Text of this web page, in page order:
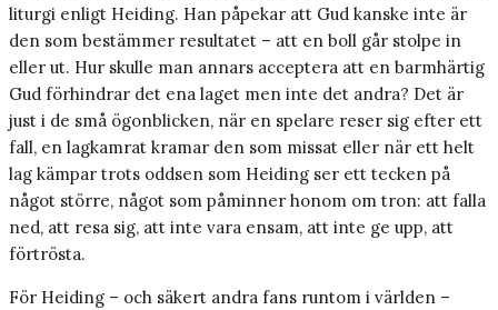
liturgi enligt Heiding. Han påpekar att Gud kanske inte är
den som bestämmer resultatet – att en boll går stolpe in
eller ut. Hur skulle man annars acceptera att en barmhärtig
Gud förhindrar det ena laget men inte det andra? Det är
just i de små ögonblicken, när en spelare reser sig efter ett
fall, en lagkamrat kramar den som missat eller när ett helt
lag kämpar trots oddsen som Heiding ser ett tecken på
något större, något som påminner honom om tron: att falla
ned, att resa sig, att inte vara ensam, att inte ge upp, att
förtrösta.
För Heiding – och säkert andra fans runtom i världen –